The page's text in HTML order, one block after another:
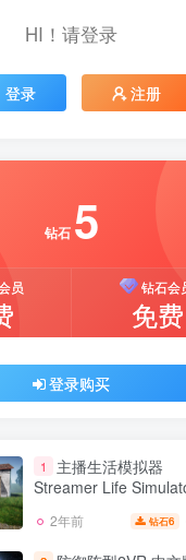
HI！请登录
登录 注册
钻石 5
员 钻石会
免费
登录购买
1
主播生活模拟器
Streamer Life
2年前 钻石6
HI！请登录
登录 注册
钻石会员下载更优惠！
石会员下载更优惠！
5
免费
1
主播生活模拟器
Streamer Life Simulator